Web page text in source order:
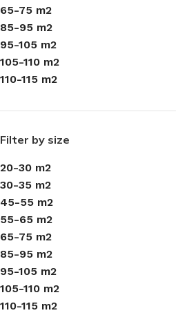
Systemy Multi
Środki czystości do
Akcesoria do klimatyzacji
65-75 m2
85-95 m2
95-105 m2
105-110 m2
110-115 m2
Filter by size
20-30 m2
30-35 m2
45-55 m2
55-65 m2
65-75 m2
85-95 m2
95-105 m2
105-110 m2
110-115 m2